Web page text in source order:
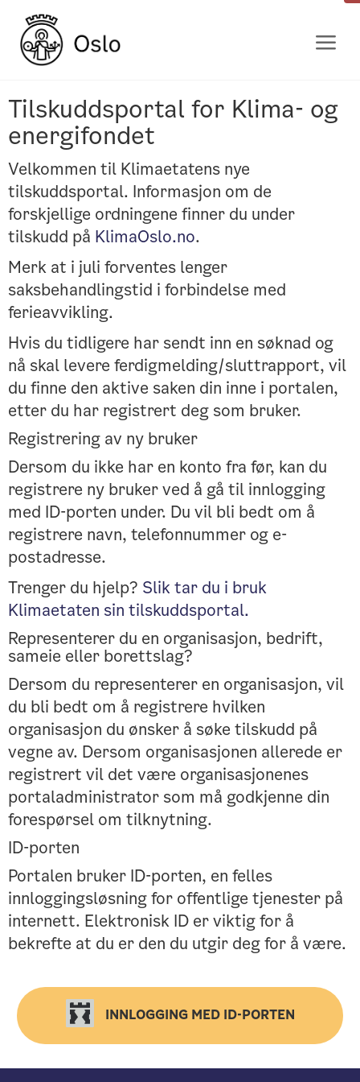
innhold
Tilskuddsportal for Klima- og
energifondet
Velkommen til Klimaetatens nye
tilskuddsportal. Informasjon om de
forskjellige ordningene finner du under
tilskudd på KlimaOslo.no.
Merk at i juli forventes lenger
saksbehandlingstid i forbindelse med
ferieavvikling.
Hvis du tidligere har sendt inn en søknad og
nå skal levere ferdigmelding/sluttrapport, vil
du finne den aktive saken din inne i portalen,
etter du har registrert deg som bruker.
Registrering av ny bruker
Dersom du ikke har en konto fra før, kan du
registrere ny bruker ved å gå til innlogging
med ID-porten under. Du vil bli bedt om å
registrere navn, telefonnummer og e-
postadresse.
Trenger du hjelp? Slik tar du i bruk
Klimaetaten sin tilskuddsportal.
Representerer du en organisasjon, bedrift,
sameie eller borettslag?
Dersom du representerer en organisasjon, vil
du bli bedt om å registrere hvilken
organisasjon du ønsker å søke tilskudd på
vegne av. Dersom organisasjonen allerede er
registrert vil det være organisasjonenes
portaladministrator som må godkjenne din
forespørsel om tilknytning.
ID-porten
Portalen bruker ID-porten, en felles
innloggingsløsning for offentlige tjenester på
internett. Elektronisk ID er viktig for å
bekrefte at du er den du utgir deg for å være.
INNLOGGING MED ID-PORTEN